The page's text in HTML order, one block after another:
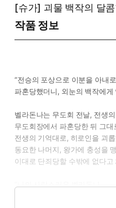
[슈가] 괴물 백작의 달
작품 정보
“전승의 포상으로 이분을 아
파혼당했더니, 외눈의 백작에
벨라돈나는 무도회 전날, 전생
무도회장에서 파혼당한 뒤 그
전생의 기억대로, 히로인을 괴
동요한 나머지, 왕가에 충성을
이대로 단죄당할 수밖에 없다
“나의 사랑스러운 벨라돈나